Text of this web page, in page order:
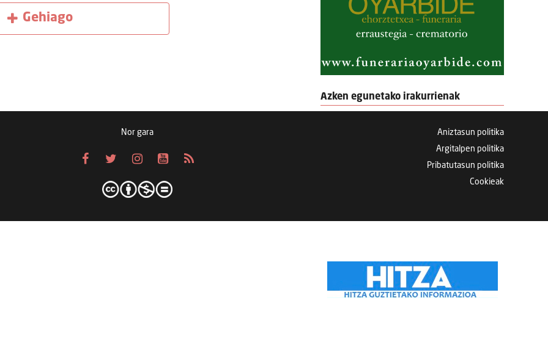
Gehiago
Azken egunetako irakurrienak
Nor gara
Aniztasun politika
Argitalpen politika
Pribatutasun politika
Cookieak